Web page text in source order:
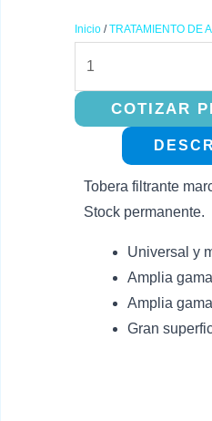
Inicio /TRATAMIENTO DE
POLIPROPILENO
TIPO
cantidad
COTIZAR
Tobera filtrante
Stock permanente.
Universal y
Amplia
Amplia
Gran